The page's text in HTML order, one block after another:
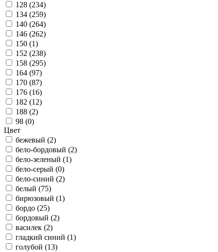
128 (234)
134 (259)
140 (264)
146 (262)
150 (1)
152 (238)
158 (295)
164 (97)
170 (87)
176 (16)
182 (12)
188 (2)
98 (0)
Цвет
бежевый (2)
бело-бордовый (2)
бело-зеленый (1)
бело-серый (0)
бело-синий (2)
белый (75)
бирюзовый (1)
бордо (25)
бордовый (2)
василек (2)
гладкий синий (1)
голубой (13)